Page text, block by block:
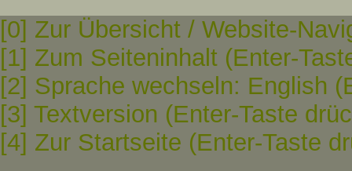
[0] Zur Übersicht / Website-
[1] Zum Seiteninhalt (Enter-
[2] Sprache wechseln: English
[3] Textversion (Enter-Taste
[4] Zur Startseite (Enter-Taste